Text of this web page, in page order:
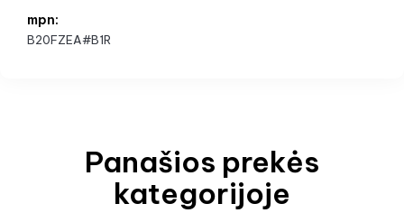
mpn:
B20FZEA#B1R
Panašios prekės
kategorijoje